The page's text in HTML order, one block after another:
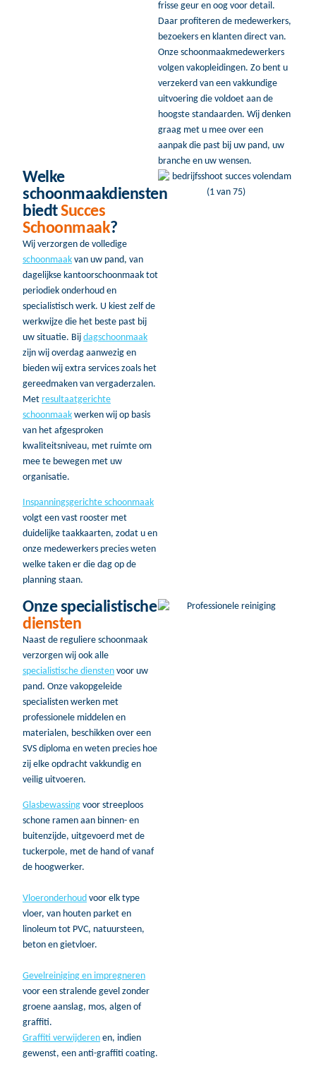
frisse geur en oog voor detail.
Daar profiteren de medewerkers,
bezoekers en klanten direct van.
Onze schoonmaakmedewerkers
volgen vakopleidingen. Zo bent u
verzekerd van een vakkundige
uitvoering die voldoet aan de
hoogste standaarden. Wij denken
graag met u mee over een
aanpak die past bij uw pand, uw
branche en uw wensen.
Welke
schoonmaakdiensten
biedtSucces
Schoonmaak?
Wij verzorgen de volledige
schoonmaak van uw pand, van
dagelijkse kantoorschoonmaak tot
periodiek onderhoud en
specialistisch werk. U kiest zelf de
werkwijze die het beste past bij
uw situatie. Bij dagschoonmaak
zijn wij overdag aanwezig en
bieden wij extra services zoals het
gereedmaken van vergaderzalen.
Met resultaatgerichte
schoonmaak werken wij op basis
van het afgesproken
kwaliteitsniveau, met ruimte om
mee te bewegen met uw
organisatie.
Inspanningsgerichte schoonmaak
volgt een vast rooster met
duidelijke taakkaarten, zodat u en
onze medewerkers precies weten
welke taken er die dag op de
planning staan.
Onze specialistische
diensten
Naast de reguliere schoonmaak
verzorgen wij ook alle
specialistische diensten voor uw
pand. Onze vakopgeleide
specialisten werken met
professionele middelen en
materialen, beschikken over een
SVS diploma en weten precies hoe
zij elke opdracht vakkundig en
veilig uitvoeren.
Glasbewassing voor streeploos
schone ramen aan binnen- en
buitenzijde, uitgevoerd met de
tuckerpole, met de hand of vanaf
de hoogwerker.
Vloeronderhoud voor elk type
vloer, van houten parket en
linoleum tot PVC, natuursteen,
beton en gietvloer.
Gevelreiniging en impregneren
voor een stralende gevel zonder
groene aanslag, mos, algen of
graffiti.
Graffiti verwijderen en, indien
gewenst, een anti-graffiti coating.